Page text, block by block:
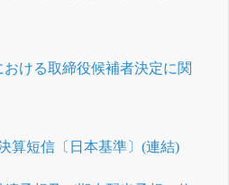
ける取締役候補者決定に関
算短信〔日本基準〕(連結)